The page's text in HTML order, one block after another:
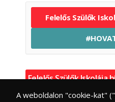
Felelős Szülők
Felelős Szülők Iskolája
[mailpoet_form id="1"]
A weboldalon "cookie-kat"